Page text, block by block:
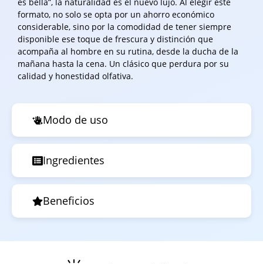
Modo de uso
Ingredientes
Beneficios
formato, no solo se opta por un ahorro económico
considerable, sino por la comodidad de tener siempre
disponible ese toque de frescura y distinción que
acompaña al hombre en su rutina, desde la ducha de la
mañana hasta la cena. Un clásico que perdura por su
calidad y honestidad olfativa.